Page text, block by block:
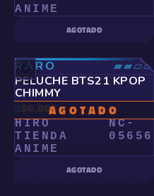
ANIME
AGOTADO
🤍
AGOTADO
RARO
▰▰▱▱
PELUCHE BTS21 KPOP
CHIMMY
50.000
HIRO
TIENDA
ANIME
NC-
05656
AGOTADO